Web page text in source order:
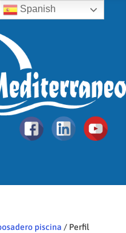
piscina / Perfil
Spanish